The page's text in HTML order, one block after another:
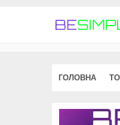
ГОЛОВНА